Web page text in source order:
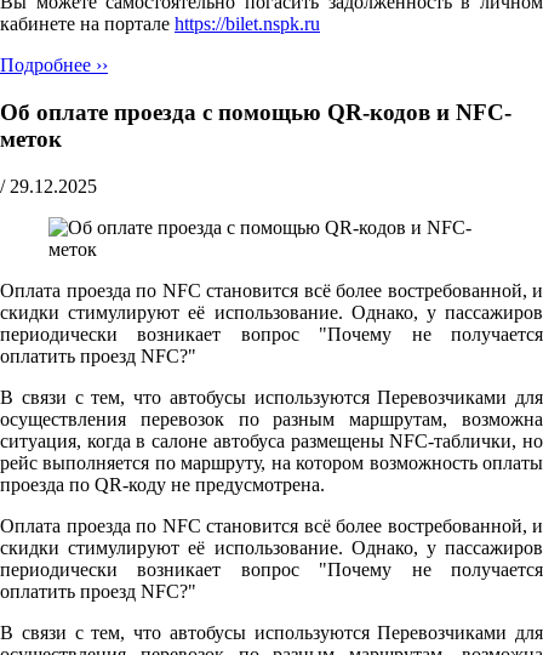
кабинете на портале https://bilet.nspk.ru
Подробнее ››
Об оплате проезда с помощью QR-кодов и NFC-
меток
/ 29.12.2025
Оплата проезда по NFC становится всё более востребованной, и
скидки стимулируют её использование. Однако, у пассажиров
периодически возникает вопрос "Почему не получается
оплатить проезд NFC?"
В связи с тем, что автобусы используются Перевозчиками для
осуществления перевозок по разным маршрутам, возможна
ситуация, когда в салоне автобуса размещены NFC-таблички, но
рейс выполняется по маршруту, на котором возможность оплаты
проезда по QR-коду не предусмотрена.
Оплата проезда по NFC становится всё более востребованной, и
скидки стимулируют её использование. Однако, у пассажиров
периодически возникает вопрос "Почему не получается
оплатить проезд NFC?"
В связи с тем, что автобусы используются Перевозчиками для